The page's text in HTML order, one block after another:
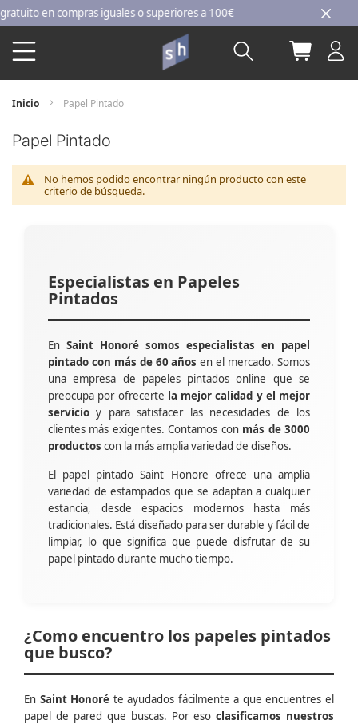
Ir
al
contenido
en compras iguales o superiores a 100€
Buscar Mi
Inicio Papel Pintado
Papel Pintado
No hemos podido encontrar ningún producto con este
criterio de búsqueda.
Especialistas en Papeles
Pintados
En Saint Honoré somos especialistas en papel
pintado con más de 60 años en el mercado. Somos
una empresa de papeles pintados online que se
preocupa por ofrecerte la mejor calidad y el mejor
servicio y para satisfacer las necesidades de los
clientes más exigentes. Contamos con más de 3000
productos con la más amplia variedad de diseños.
El papel pintado Saint Honore ofrece una amplia
variedad de estampados que se adaptan a cualquier
estancia, desde espacios modernos hasta más
tradicionales. Está diseñado para ser durable y fácil de
limpiar, lo que significa que puede disfrutar de su
papel pintado durante mucho tiempo.
¿Como encuentro los papeles pintados
que busco?
En Saint Honoré te ayudados fácilmente a que encuentres el
papel de pared que buscas. Por eso clasificamos nuestros